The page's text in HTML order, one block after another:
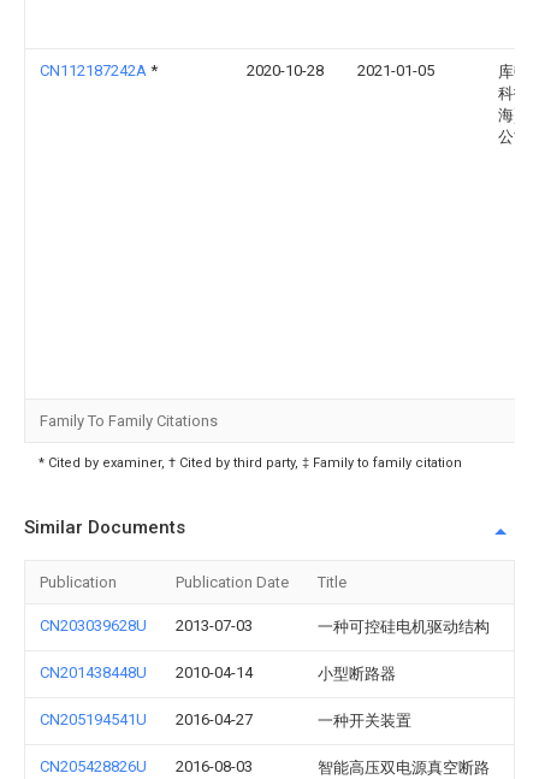
CN112187242A * 2020-10-28 2021-01-05
库顿
科技(
海)有
公司
Family To Family Citations
* Cited by examiner, † Cited by third party, ‡ Family to family citation
Similar Documents
Publication Publication Date Title
CN203039628U 2013-07-03 一种可控硅电机驱动结构
CN201438448U 2010-04-14 小型断路器
CN205194541U 2016-04-27 一种开关装置
CN205428826U 2016-08-03
智能高压双电源真空断路